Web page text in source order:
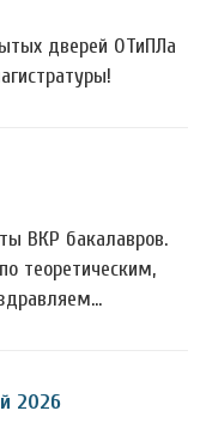
дверей ОТиПЛа
ВКР бакалавров.
теоретическим,
2026